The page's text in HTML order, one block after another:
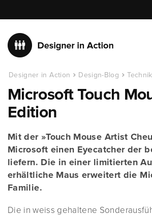
Designer in Action Design-Blog Technik
Microsoft Touch
Edition
Mit der »Touch Mouse Artist
Microsoft einen Eyecatcher der
liefern. Die in einer limitierten
erhältliche Maus erweitert die
Familie.
Die in weiss gehaltene